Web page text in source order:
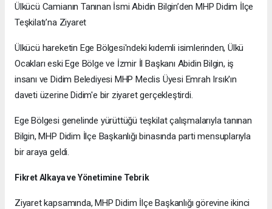
Ülkücü Camianın Tanınan İsmi Abidin Bilgin’den MHP Didim İlçe
Teşkilatı’na Ziyaret
Ülkücü hareketin Ege Bölgesi'ndeki kıdemli isimlerinden, Ülkü
Ocakları eski Ege Bölge ve İzmir İl Başkanı Abidin Bilgin, iş
insanı ve Didim Belediyesi MHP Meclis Üyesi Emrah Irsık'ın
daveti üzerine Didim'e bir ziyaret gerçekleştirdi.
Ege Bölgesi genelinde yürüttüğü teşkilat çalışmalarıyla tanınan
Bilgin, MHP Didim İlçe Başkanlığı binasında parti mensuplarıyla
bir araya geldi.
Fikret Alkaya ve Yönetimine Tebrik
Ziyaret kapsamında, MHP Didim İlçe Başkanlığı görevine ikinci